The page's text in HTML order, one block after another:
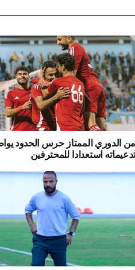
من الدوري الممتاز حرس الحدود
تدعيماته استعدادا للمحترفين